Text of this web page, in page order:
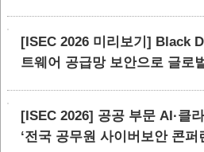
[ISEC 2026 미리보기] Black
트웨어 공급망 보안으로 글로
[ISEC 2026] 공공 부문 AI·클
‘전국 공무원 사이버보안 콘퍼